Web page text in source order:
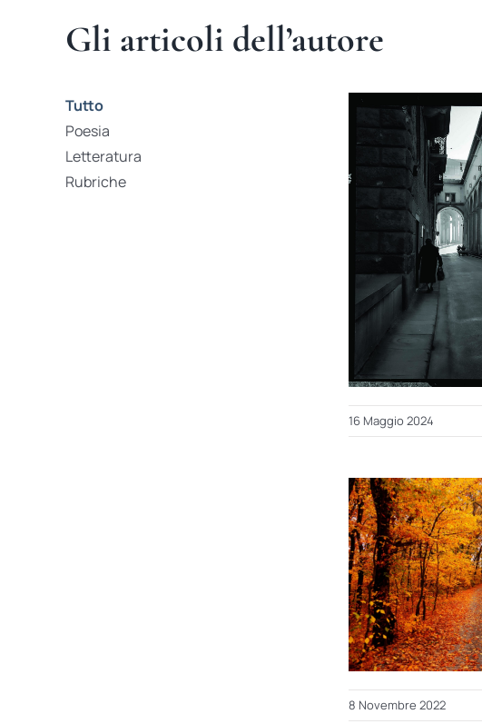
Gli articoli dell’autore
Tutto
Poesia
Letteratura
Rubriche
16 Maggio 2024
8 Novembre 2022